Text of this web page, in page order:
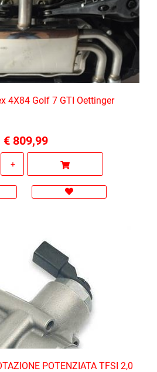
4X84 Golf 7 GTI Oettinger
€ 809,99
POTENZIATA TFSI 2,0